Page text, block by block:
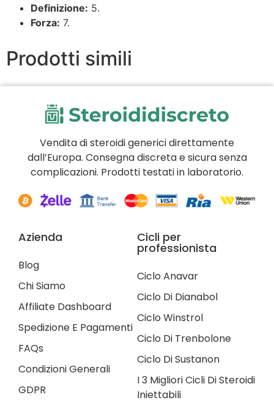
Definizione: 5.
Forza: 7.
Prodotti simili
Vendita di steroidi generici direttamente
dall’Europa. Consegna discreta e sicura senza
complicazioni. Prodotti testati in laboratorio.
Azienda
Blog
Chi Siamo
Affiliate Dashboard
Spedizione E Pagamenti
FAQs
Condizioni Generali
GDPR
Cicli per
professionista
Ciclo Anavar
Ciclo Di Dianabol
Ciclo Winstrol
Ciclo Di Trenbolone
Ciclo Di Sustanon
I 3 Migliori Cicli Di Steroidi
Iniettabili